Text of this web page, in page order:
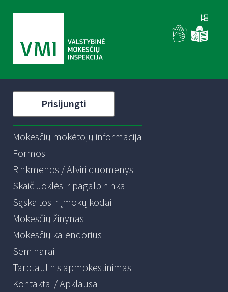
Prisijungti
Mokesčių mokėtojų informacija
Formos
Rinkmenos / Atviri duomenys
Skaičiuoklės ir pagalbininkai
Sąskaitos ir įmokų kodai
Mokesčių žinynas
Mokesčių kalendorius
Seminarai
Tarptautinis apmokestinimas
Kontaktai / Apklausa